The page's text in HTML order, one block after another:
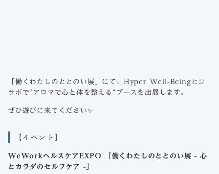
「働くわたしのととのい展」にて、 Hyper Well-Beingとコ
ラボで"アロマで心と体を整える”ブースを出展します。
ぜひ遊びに来てください✨
【イベント】
WeWorkヘルスケアEXPO 「働くわたしのととのい展 - 心
とカラダのセルフケア -」